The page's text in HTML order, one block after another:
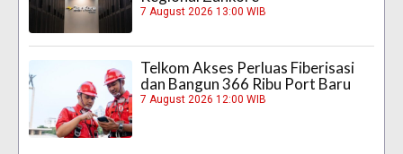
7 August 2026 13:00 WIB
Telkom Akses Perluas Fiberisasi
dan Bangun 366 Ribu Port Baru
7 August 2026 12:00 WIB